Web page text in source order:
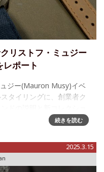
リストフ・ミュジー
レポート
ジー(Mauron Musy)イベ
タイリングに、創業者ク
ベントの様子をレポートし
続きを読む
2025.3.15